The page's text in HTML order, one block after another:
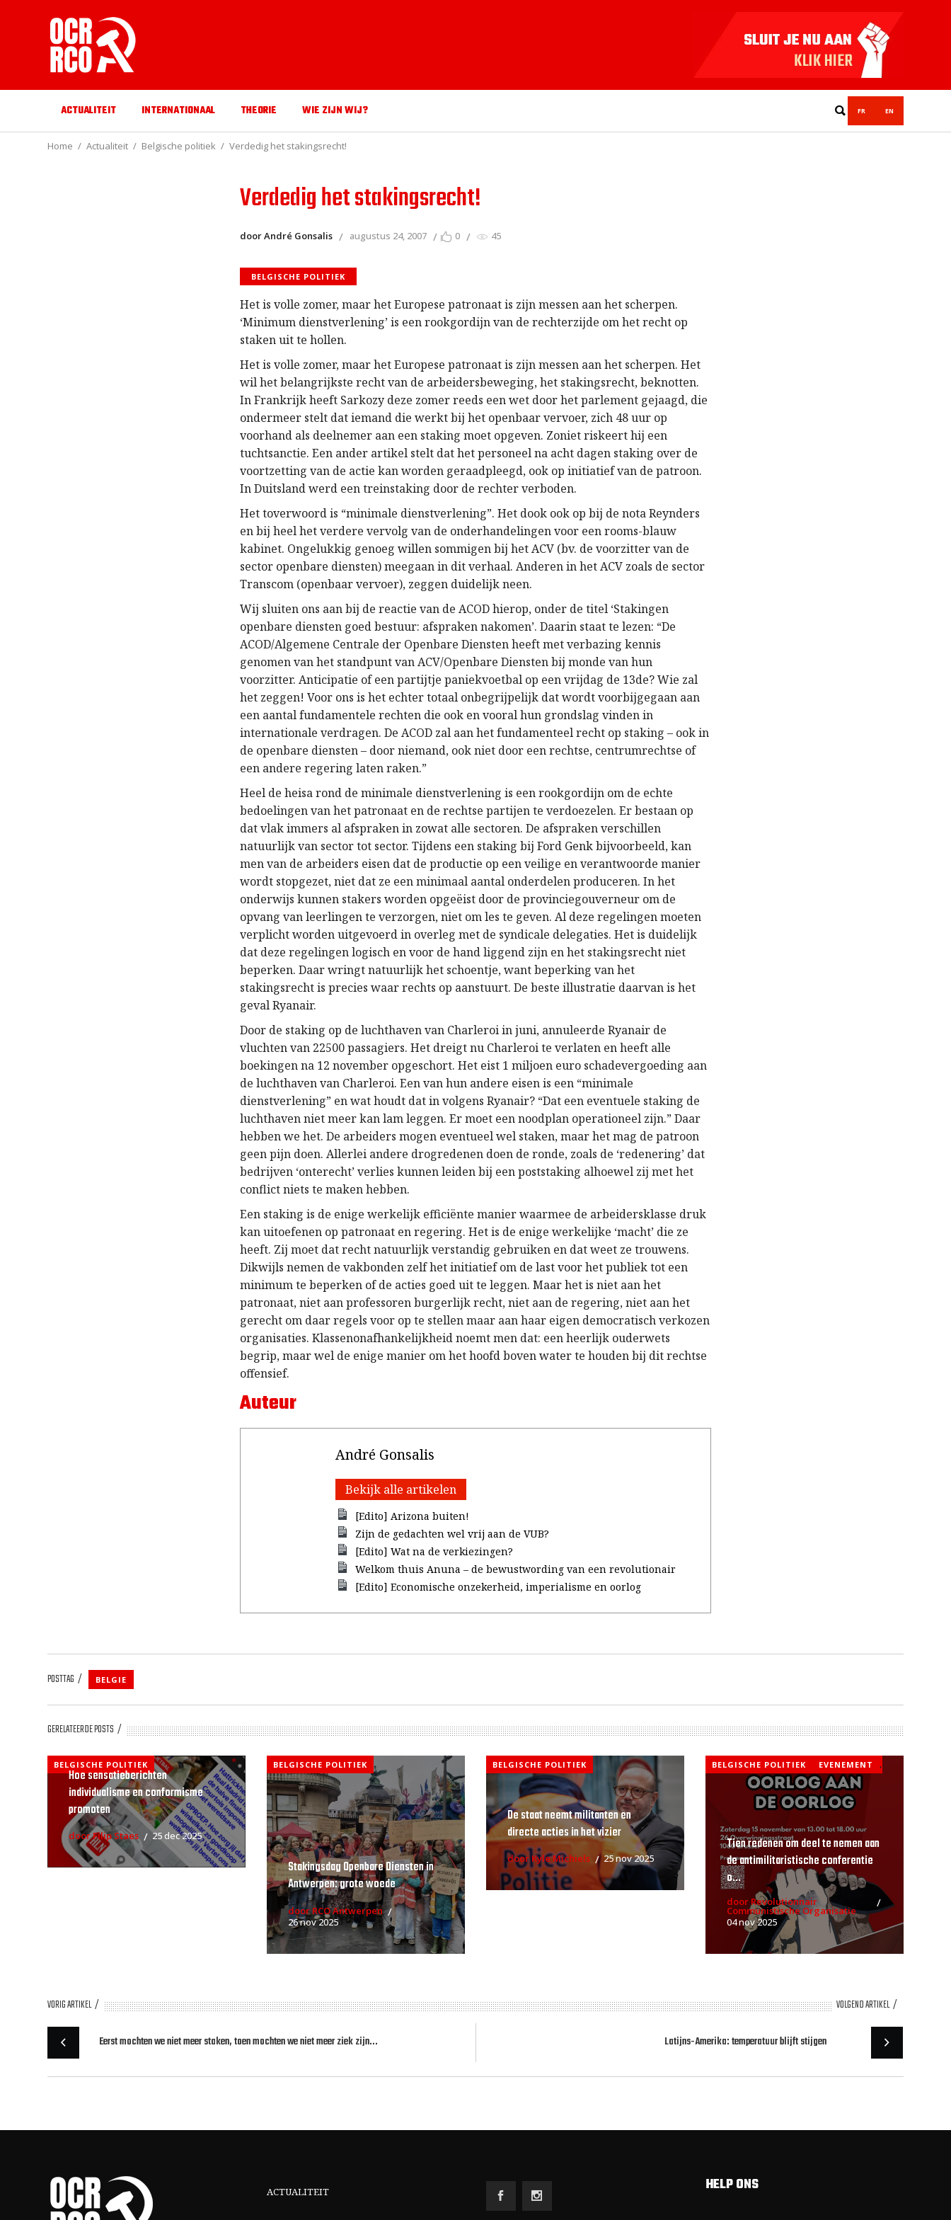
ACTUALITEIT INTERNATIONAAL THEORIE WIE ZIJN WIJ? FR EN
Home Actualiteit Belgische politiek Verdedig het stakingsrecht!
Verdedig het stakingsrecht!
door André Gonsalis augustus 24, 2007 0 45
BELGISCHE POLITIEK
Het is volle zomer, maar het Europese patronaat is zijn messen aan het scherpen.
‘Minimum dienstverlening’ is een rookgordijn van de rechterzijde om het recht op
staken uit te hollen.
Het is volle zomer, maar het Europese patronaat is zijn messen aan het scherpen. Het
wil het belangrijkste recht van de arbeidersbeweging, het stakingsrecht, beknotten.
In Frankrijk heeft Sarkozy deze zomer reeds een wet door het parlement gejaagd, die
ondermeer stelt dat iemand die werkt bij het openbaar vervoer, zich 48 uur op
voorhand als deelnemer aan een staking moet opgeven. Zoniet riskeert hij een
tuchtsanctie. Een ander artikel stelt dat het personeel na acht dagen staking over de
voortzetting van de actie kan worden geraadpleegd, ook op initiatief van de patroon.
In Duitsland werd een treinstaking door de rechter verboden.
Het toverwoord is “minimale dienstverlening”. Het dook ook op bij de nota Reynders
en bij heel het verdere vervolg van de onderhandelingen voor een rooms-blauw
kabinet. Ongelukkig genoeg willen sommigen bij het ACV (bv. de voorzitter van de
sector openbare diensten) meegaan in dit verhaal. Anderen in het ACV zoals de sector
Transcom (openbaar vervoer), zeggen duidelijk neen.
Wij sluiten ons aan bij de reactie van de ACOD hierop, onder de titel ‘Stakingen
openbare diensten goed bestuur: afspraken nakomen’. Daarin staat te lezen: “De
ACOD/Algemene Centrale der Openbare Diensten heeft met verbazing kennis
genomen van het standpunt van ACV/Openbare Diensten bij monde van hun
voorzitter. Anticipatie of een partijtje paniekvoetbal op een vrijdag de 13de? Wie zal
het zeggen! Voor ons is het echter totaal onbegrijpelijk dat wordt voorbijgegaan aan
een aantal fundamentele rechten die ook en vooral hun grondslag vinden in
internationale verdragen. De ACOD zal aan het fundamenteel recht op staking – ook in
de openbare diensten – door niemand, ook niet door een rechtse, centrumrechtse of
een andere regering laten raken.”
Heel de heisa rond de minimale dienstverlening is een rookgordijn om de echte
bedoelingen van het patronaat en de rechtse partijen te verdoezelen. Er bestaan op
dat vlak immers al afspraken in zowat alle sectoren. De afspraken verschillen
natuurlijk van sector tot sector. Tijdens een staking bij Ford Genk bijvoorbeeld, kan
men van de arbeiders eisen dat de productie op een veilige en verantwoorde manier
wordt stopgezet, niet dat ze een minimaal aantal onderdelen produceren. In het
onderwijs kunnen stakers worden opgeëist door de provinciegouverneur om de
opvang van leerlingen te verzorgen, niet om les te geven. Al deze regelingen moeten
verplicht worden uitgevoerd in overleg met de syndicale delegaties. Het is duidelijk
dat deze regelingen logisch en voor de hand liggend zijn en het stakingsrecht niet
beperken. Daar wringt natuurlijk het schoentje, want beperking van het
stakingsrecht is precies waar rechts op aanstuurt. De beste illustratie daarvan is het
geval Ryanair.
Door de staking op de luchthaven van Charleroi in juni, annuleerde Ryanair de
vluchten van 22500 passagiers. Het dreigt nu Charleroi te verlaten en heeft alle
boekingen na 12 november opgeschort. Het eist 1 miljoen euro schadevergoeding aan
de luchthaven van Charleroi. Een van hun andere eisen is een “minimale
dienstverlening” en wat houdt dat in volgens Ryanair? “Dat een eventuele staking de
luchthaven niet meer kan lam leggen. Er moet een noodplan operationeel zijn.” Daar
hebben we het. De arbeiders mogen eventueel wel staken, maar het mag de patroon
geen pijn doen. Allerlei andere drogredenen doen de ronde, zoals de ‘redenering’ dat
bedrijven ‘onterecht’ verlies kunnen leiden bij een poststaking alhoewel zij met het
conflict niets te maken hebben.
Een staking is de enige werkelijk efficiënte manier waarmee de arbeidersklasse druk
kan uitoefenen op patronaat en regering. Het is de enige werkelijke ‘macht’ die ze
heeft. Zij moet dat recht natuurlijk verstandig gebruiken en dat weet ze trouwens.
Dikwijls nemen de vakbonden zelf het initiatief om de last voor het publiek tot een
minimum te beperken of de acties goed uit te leggen. Maar het is niet aan het
patronaat, niet aan professoren burgerlijk recht, niet aan de regering, niet aan het
gerecht om daar regels voor op te stellen maar aan haar eigen democratisch verkozen
organisaties. Klassenonafhankelijkheid noemt men dat: een heerlijk ouderwets
begrip, maar wel de enige manier om het hoofd boven water te houden bij dit rechtse
offensief.
Auteur
André Gonsalis
Bekijk alle artikelen
[Edito] Arizona buiten!
Zijn de gedachten wel vrij aan de VUB?
[Edito] Wat na de verkiezingen?
Welkom thuis Anuna – de bewustwording van een revolutionair
[Edito] Economische onzekerheid, imperialisme en oorlog
POSTTAG BELGIE
GERELATEERDE POSTS
BELGISCHE POLITIEK
Hoe sensatieberichten
individualisme en conformisme
promoten
door Filip Staes 25 dec 2025
BELGISCHE POLITIEK
Stakingsdag Openbare Diensten in
Antwerpen: grote woede
door RCO Antwerpen
26 nov 2025
BELGISCHE POLITIEK
De staat neemt militanten en
directe acties in het vizier
door Kyle Michiels 25 nov 2025
BELGISCHE POLITIEK ,
EVENEMENT
Tien redenen om deel te nemen aan
de antimilitaristische conferentie
o...
door Revolutionnair
Communistische Organisatie
04 nov 2025
VORIG ARTIKEL VOLGEND ARTIKEL
Eerst mochten we niet meer staken, toen mochten we niet meer ziek zijn... Latijns-Amerika: temperatuur blijft stijgen
ACTUALITEIT HELP ONS